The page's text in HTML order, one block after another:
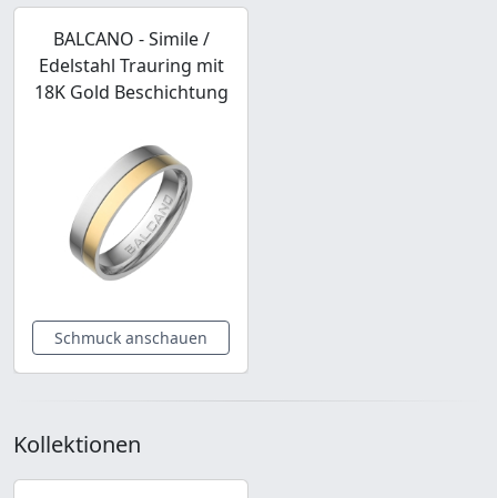
BALCANO - Simile /
Edelstahl Trauring mit
18K Gold Beschichtung
Schmuck anschauen
Kollektionen